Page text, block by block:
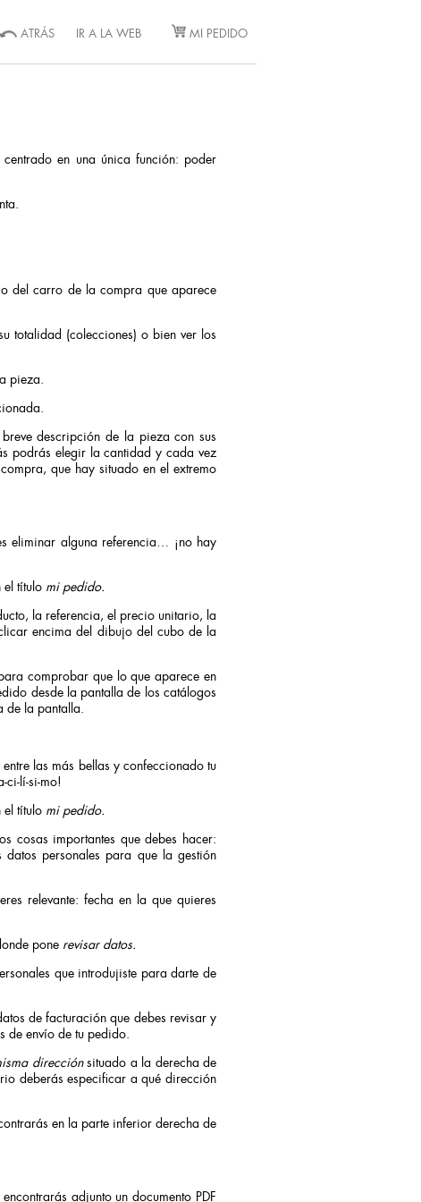
ATRÁS IR A LA WEB MI PEDIDO
en una única función: poder
del carro de la compra que aparece
totalidad (colecciones) o bien ver los
pieza.
descripción de la pieza con sus
podrás elegir la cantidad y cada vez
que hay situado en el extremo
eliminar alguna referencia… ¡no hay
título mi pedido.
la referencia, el precio unitario, la
encima del dibujo del cubo de la
comprobar que lo que aparece en
desde la pantalla de los catálogos
de la pantalla.
las más bellas y confeccionado tu
lí-si-mo!
título mi pedido.
cosas importantes que debes hacer:
datos personales para que la gestión
relevante: fecha en la que quieres
pone revisar datos.
que introdujiste para darte de
de facturación que debes revisar y
de envío de tu pedido.
direcciónsituado a la derecha de
deberás especificar a qué dirección
en la parte inferior derecha de
adjunto un documento PDF